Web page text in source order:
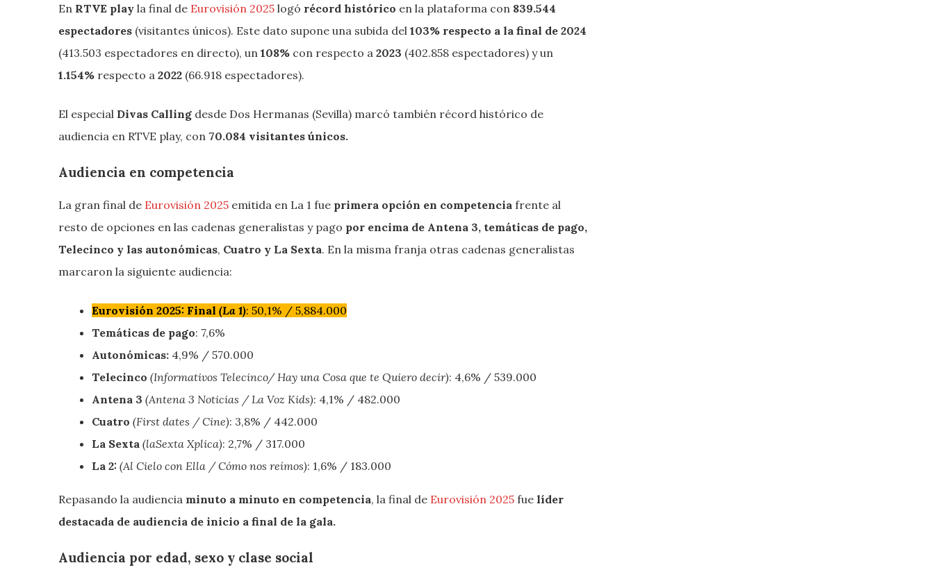
En RTVE play la final de Eurovisión 2025 logó récord histórico en la plataforma con 839.544
espectadores (visitantes únicos). Este dato supone una subida del 103% respecto a la final de 2024
(413.503 espectadores en directo), un 108% con respecto a 2023 (402.858 espectadores) y un
1.154% respecto a 2022 (66.918 espectadores).
El especial Divas Calling desde Dos Hermanas (Sevilla) marcó también récord histórico de
audiencia en RTVE play, con 70.084 visitantes únicos.
Audiencia en competencia
La gran final de Eurovisión 2025 emitida en La 1 fue primera opción en competencia frente al
resto de opciones en las cadenas generalistas y pago por encima de Antena 3, temáticas de pago,
Telecinco y las autonómicas, Cuatro y La Sexta. En la misma franja otras cadenas generalistas
marcaron la siguiente audiencia:
Eurovisión 2025: Final (La 1): 50,1% / 5,884.000
Temáticas de pago: 7,6%
Autonómicas: 4,9% / 570.000
Telecinco (Informativos Telecinco/ Hay una Cosa que te Quiero decir): 4,6% / 539.000
Antena 3 (Antena 3 Noticias / La Voz Kids): 4,1% / 482.000
Cuatro (First dates / Cine): 3,8% / 442.000
La Sexta (laSexta Xplica): 2,7% / 317.000
La 2: (Al Cielo con Ella / Cómo nos reímos): 1,6% / 183.000
Repasando la audiencia minuto a minuto en competencia, la final de Eurovisión 2025 fue líder
destacada de audiencia de inicio a final de la gala.
Audiencia por edad, sexo y clase social